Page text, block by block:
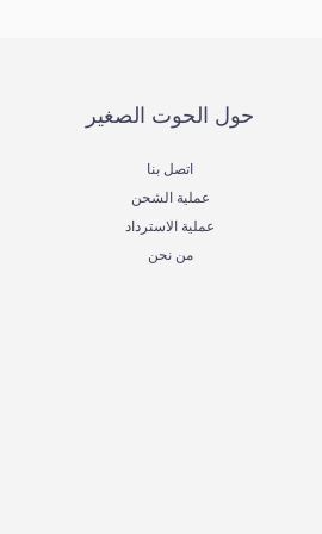
حول الحوت الصغير
اتصل بنا
عملية الشحن
عملية الاسترداد
من نحن